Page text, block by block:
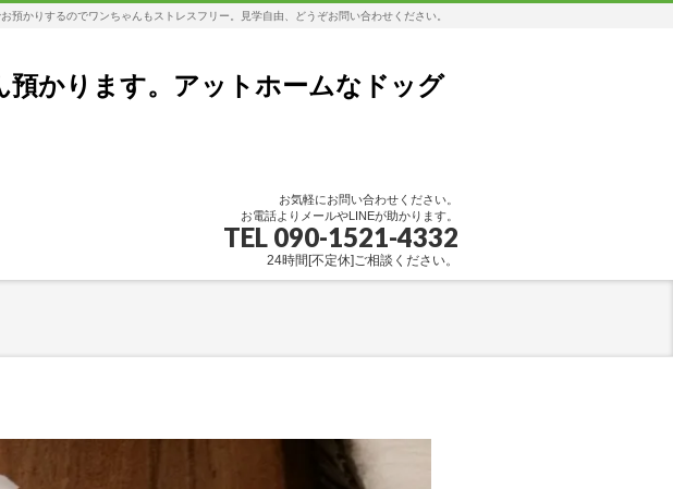
かりするのでワンちゃんもストレスフリー。見学自由、どうぞお問い合わせください。
預かります。アットホームなドッグ
お気軽にお問い合わせください。
お電話よりメールやLINEが助かります。
TEL 090-1521-4332
24時間[不定休]ご相談ください。